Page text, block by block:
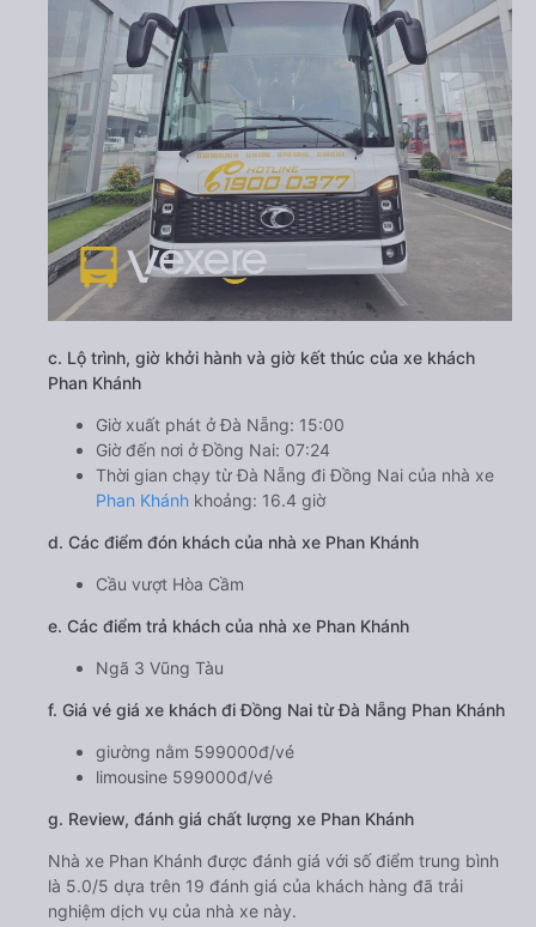
c. Lộ trình, giờ khởi hành và giờ kết thúc của xe khách
Phan Khánh
Giờ xuất phát ở Đà Nẵng: 15:00
Giờ đến nơi ở Đồng Nai: 07:24
Thời gian chạy từ Đà Nẵng đi Đồng Nai của nhà xe
Phan Khánh khoảng: 16.4 giờ
d. Các điểm đón khách của nhà xe Phan Khánh
Cầu vượt Hòa Cầm
e. Các điểm trả khách của nhà xe Phan Khánh
Ngã 3 Vũng Tàu
f. Giá vé giá xe khách đi Đồng Nai từ Đà Nẵng Phan Khánh
giường nằm 599000đ/vé
limousine 599000đ/vé
g. Review, đánh giá chất lượng xe Phan Khánh
Nhà xe Phan Khánh được đánh giá với số điểm trung bình
là 5.0/5 dựa trên 19 đánh giá của khách hàng đã trải
nghiệm dịch vụ của nhà xe này.